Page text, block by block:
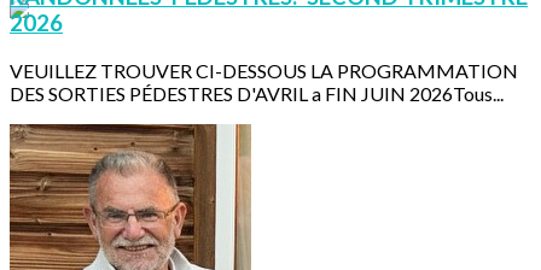
2026
VEUILLEZ TROUVER CI-DESSOUS LA PROGRAMMATION
DES SORTIES PÉDESTRES D'AVRIL a FIN JUIN 2026Tous...